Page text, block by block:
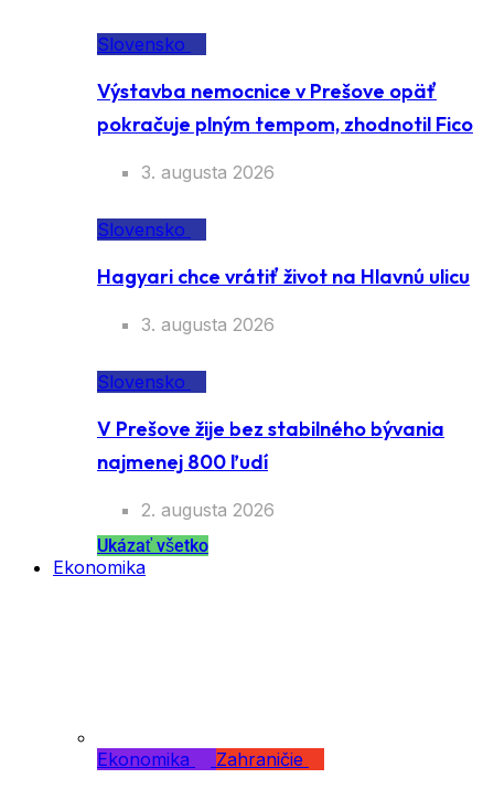
Slovensko
Výstavba nemocnice v Prešove opäť
pokračuje plným tempom, zhodnotil Fico
3. augusta 2026
Slovensko
Hagyari chce vrátiť život na Hlavnú ulicu
3. augusta 2026
Slovensko
V Prešove žije bez stabilného bývania
najmenej 800 ľudí
2. augusta 2026
Ukázať všetko
Ekonomika
Ekonomika Zahraničie